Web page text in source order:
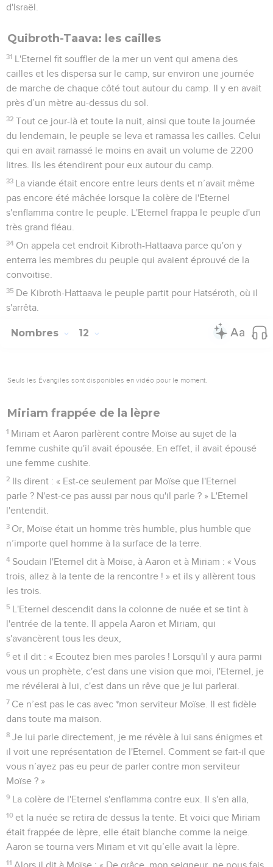
d'Israël.
Quibroth-Taava: les cailles
31 L'Eternel fit souffler de la mer un vent qui amena des
cailles et les dispersa sur le camp, sur environ une journée
de marche de chaque côté tout autour du camp. Il y en avait
près d’un mètre au-dessus du sol.
32 Tout ce jour-là et toute la nuit, ainsi que toute la journée
du lendemain, le peuple se leva et ramassa les cailles. Celui
qui en avait ramassé le moins en avait un volume de 2200
litres. Ils les étendirent pour eux autour du camp.
33 La viande était encore entre leurs dents et n’avait même
pas encore été mâchée lorsque la colère de l'Eternel
s'enflamma contre le peuple. L'Eternel frappa le peuple d'un
très grand fléau.
34 On appela cet endroit Kibroth-Hattaava parce qu'on y
enterra les membres du peuple qui avaient éprouvé de la
convoitise.
35 De Kibroth-Hattaava le peuple partit pour Hatséroth, où il
s'arrêta.
Nombres 12
Seuls les Évangiles sont disponibles en vidéo pour le moment.
Miriam frappée de la lèpre
1 Miriam et Aaron parlèrent contre Moïse au sujet de la
femme cushite qu'il avait épousée. En effet, il avait épousé
une femme cushite.
2 Ils dirent : « Est-ce seulement par Moïse que l'Eternel
parle ? N'est-ce pas aussi par nous qu'il parle ? » L'Eternel
l'entendit.
3 Or, Moïse était un homme très humble, plus humble que
n’importe quel homme à la surface de la terre.
4 Soudain l'Eternel dit à Moïse, à Aaron et à Miriam : « Vous
trois, allez à la tente de la rencontre ! » et ils y allèrent tous
les trois.
5 L'Eternel descendit dans la colonne de nuée et se tint à
l'entrée de la tente. Il appela Aaron et Miriam, qui
s'avancèrent tous les deux,
6 et il dit : « Ecoutez bien mes paroles ! Lorsqu'il y aura parmi
vous un prophète, c'est dans une vision que moi, l'Eternel, je
me révélerai à lui, c'est dans un rêve que je lui parlerai.
7 Ce n’est pas le cas avec *mon serviteur Moïse. Il est fidèle
dans toute ma maison.
8 Je lui parle directement, je me révèle à lui sans énigmes et
il voit une représentation de l'Eternel. Comment se fait-il que
vous n’ayez pas eu peur de parler contre mon serviteur
Moïse ? »
9 La colère de l'Eternel s'enflamma contre eux. Il s'en alla,
10 et la nuée se retira de dessus la tente. Et voici que Miriam
était frappée de lèpre, elle était blanche comme la neige.
Aaron se tourna vers Miriam et vit qu’elle avait la lèpre.
11 Alors il dit à Moïse : « De grâce, mon seigneur, ne nous fais